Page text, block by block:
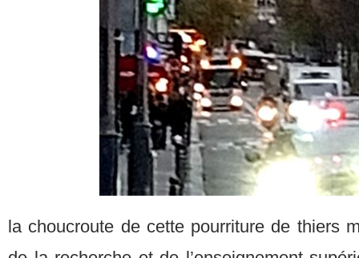
la choucroute de cette pourriture de thiers